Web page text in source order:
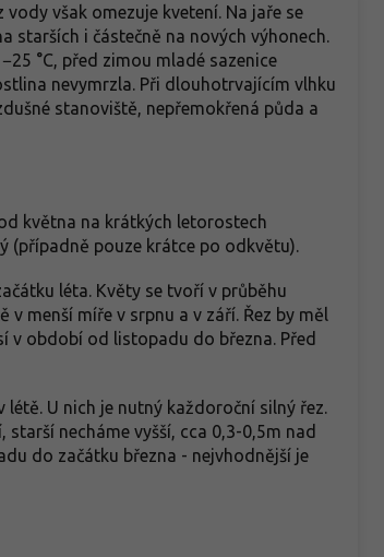
však omezuje kvetení. Na jaře se
starších i částečně na nových výhonech.
°C, před zimou mladé sazenice
nevymrzla. Při dlouhotrvajícím vlhku
stanoviště, nepřemokřená půda a
května na krátkých letorostech
(případně pouze krátce po odkvětu).
léta. Květy se tvoří v průběhu
v menší míře v srpnu a v září. Řez by měl
v období od listopadu do března. Před
U nich je nutný každoroční silný řez.
necháme vyšší, cca 0,3-0,5m nad
do začátku března - nejvhodnější je